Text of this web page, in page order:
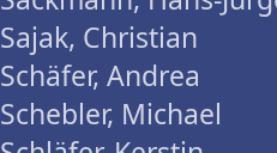
Sajak, Christian
Schäfer, Andrea
Schebler, Michael